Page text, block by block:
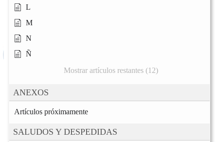
L
M
N
Ñ
Mostrar artículos restantes (12)
ANEXOS
Artículos próximamente
SALUDOS Y DESPEDIDAS